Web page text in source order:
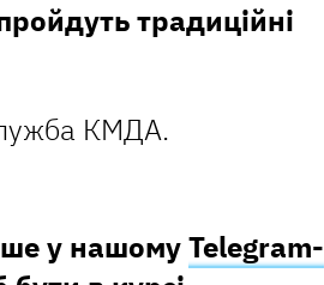
традиційні
КМДА.
у нашомуTelegram-